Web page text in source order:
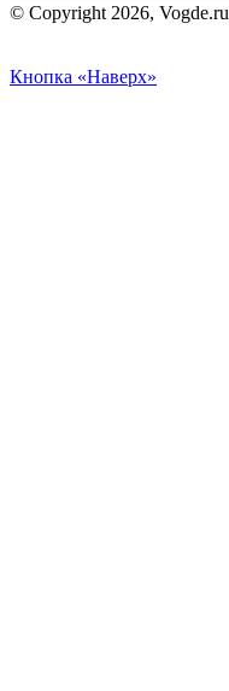
© Copyright 2026, Vogde.ru
Кнопка «Наверх»